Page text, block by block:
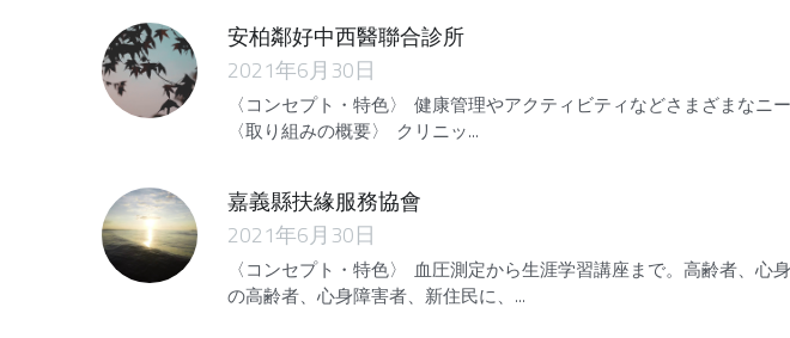
2021年6月30日
〈コンセプト・特色〉 健康管理やアクティビティなどさまざまなニ
〈取り組みの概要〉 クリニッ...
嘉義縣扶緣服務協會
2021年6月30日
〈コンセプト・特色〉 血圧測定から生涯学習講座まで。高齢者、心
の高齢者、心身障害者、新住民に、...